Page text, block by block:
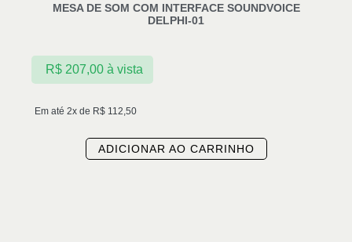
MESA DE SOM COM INTERFACE SOUNDVOICE
DELPHI-01
Em até 2x de R$ 112,50
R$207,00 à vista
ADICIONAR AO CARRINHO